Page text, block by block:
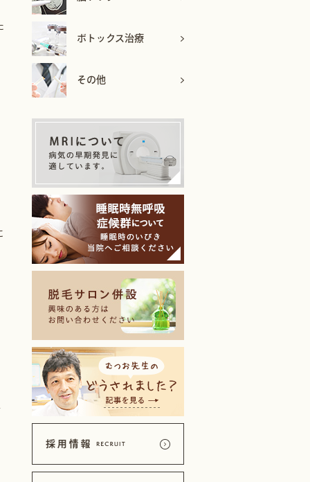
ボトックス治療
その他